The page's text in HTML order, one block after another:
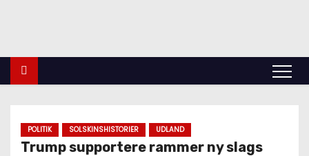
POLITIK SOLSKINSHISTORIER UDLAND
Trump supportere rammer ny slags